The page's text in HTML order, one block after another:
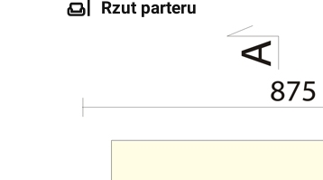
Rzut parteru